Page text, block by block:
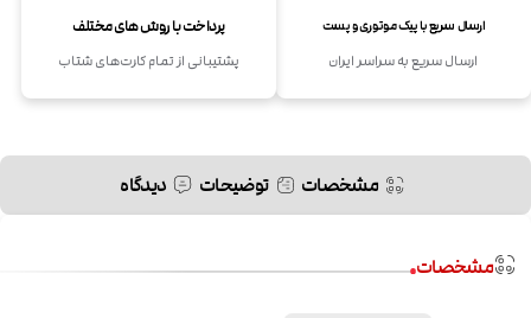
ارسال سریع با پیک موتوری و پست
ارسال سریع به سراسر ایران
پرداخت با روش های مختلف
پشتیبانی از تمام کارت‌های شتاب
مشخصات توضیحات دیدگاه
مشخصات